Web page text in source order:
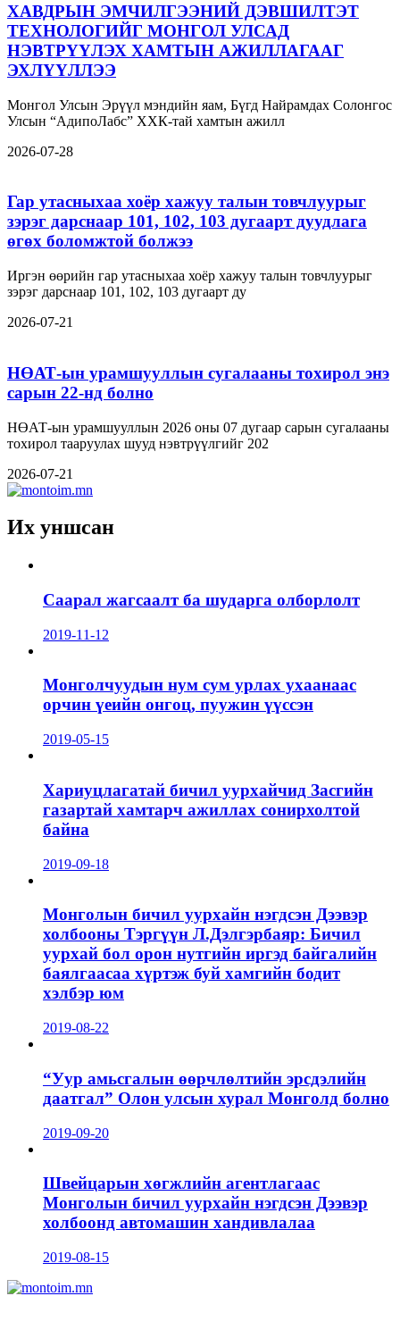
ХАВДРЫН ЭМЧИЛГЭЭНИЙ ДЭВШИЛТЭТ
ТЕХНОЛОГИЙГ МОНГОЛ УЛСАД
НЭВТРҮҮЛЭХ ХАМТЫН АЖИЛЛАГААГ
ЭХЛҮҮЛЛЭЭ
Монгол Улсын Эрүүл мэндийн яам, Бүгд Найрамдах Солонгос
Улсын “АдипоЛабс” ХХК-тай хамтын ажилл
2026-07-28
Гар утасныхаа хоёр хажуу талын товчлуурыг
зэрэг дарснаар 101, 102, 103 дугаарт дуудлага
өгөх боломжтой болжээ
Иргэн өөрийн гар утасныхаа хоёр хажуу талын товчлуурыг
зэрэг дарснаар 101, 102, 103 дугаарт ду
2026-07-21
НӨАТ-ын урамшууллын сугалааны тохирол энэ
сарын 22-нд болно
НӨАТ-ын урамшууллын 2026 оны 07 дугаар сарын сугалааны
тохирол тааруулах шууд нэвтрүүлгийг 202
2026-07-21
Их уншсан
Саарал жагсаалт ба шударга олборлолт
2019-11-12
Монголчуудын нум сум урлах ухаанаас
орчин үеийн онгоц, пуужин үүссэн
2019-05-15
Хариуцлагатай бичил уурхайчид Засгийн
газартай хамтарч ажиллах сонирхолтой
байна
2019-09-18
Монголын бичил уурхайн нэгдсэн Дээвэр
холбооны Тэргүүн Л.Дэлгэрбаяр: Бичил
уурхай бол орон нутгийн иргэд байгалийн
баялгаасаа хүртэж буй хамгийн бодит
хэлбэр юм
2019-08-22
“Уур амьсгалын өөрчлөлтийн эрсдэлийн
даатгал” Олон улсын хурал Монголд болно
2019-09-20
Швейцарын хөгжлийн агентлагаас
Монголын бичил уурхайн нэгдсэн Дээвэр
холбоонд автомашин хандивлалаа
2019-08-15